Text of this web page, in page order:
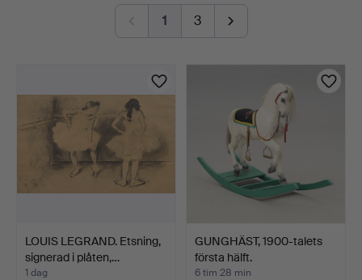
1 3
LOUIS LEGRAND. Etsning,
signerad i plåten,…
1 dag
GUNGHÄST, 1900-talets
första hälft.
6 tim 28 min